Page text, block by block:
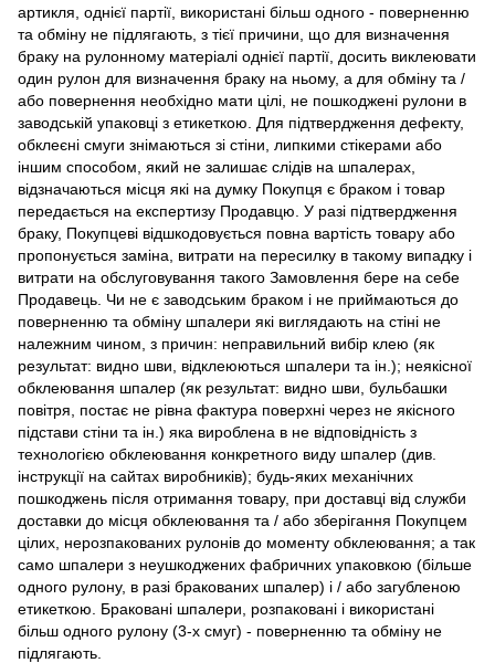
артикля, однієї партії, використані більш одного - поверненню
та обміну не підлягають, з тієї причини, що для визначення
браку на рулонному матеріалі однієї партії, досить виклеювати
один рулон для визначення браку на ньому, а для обміну та /
або повернення необхідно мати цілі, не пошкоджені рулони в
заводській упаковці з етикеткою. Для підтвердження дефекту,
обклеєні смуги знімаються зі стіни, липкими стікерами або
іншим способом, який не залишає слідів на шпалерах,
відзначаються місця які на думку Покупця є браком і товар
передається на експертизу Продавцю. У разі підтвердження
браку, Покупцеві відшкодовується повна вартість товару або
пропонується заміна, витрати на пересилку в такому випадку і
витрати на обслуговування такого Замовлення бере на себе
Продавець. Чи не є заводським браком і не приймаються до
поверненню та обміну шпалери які виглядають на стіні не
належним чином, з причин: неправильний вибір клею (як
результат: видно шви, відклеюються шпалери та ін.); неякісної
обклеювання шпалер (як результат: видно шви, бульбашки
повітря, постає не рівна фактура поверхні через не якісного
підстави стіни та ін.) яка вироблена в не відповідність з
технологією обклеювання конкретного виду шпалер (див.
інструкції на сайтах виробників); будь-яких механічних
пошкоджень після отримання товару, при доставці від служби
доставки до місця обклеювання та / або зберігання Покупцем
цілих, нерозпакованих рулонів до моменту обклеювання; а так
само шпалери з неушкоджених фабричних упаковкою (більше
одного рулону, в разі бракованих шпалер) і / або загубленою
етикеткою. Браковані шпалери, розпаковані і використані
більш одного рулону (3-х смуг) - поверненню та обміну не
підлягають.